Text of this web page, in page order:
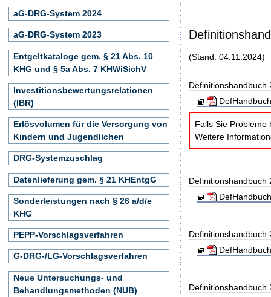
(Stand: 04.11.2024)
Definitionshandbuch
Falls Sie Probleme
Weitere
Definitionshandbuch
Definitionshandbuch
Definitionshandbuch
aG-DRG-System 2024
aG-DRG-System 2023
Entgeltkataloge gem. § 21 Abs. 10
KHG und § 5a Abs. 7 KHWiSichV
Investitionsbewertungsrelationen
(IBR)
Erlösvolumen für die Versorgung von
Kindern und Jugendlichen
DRG-Systemzuschlag
Datenlieferung gem. § 21 KHEntgG
Sonderleistungen nach § 26 a/d/e
KHG
PEPP-Vorschlagsverfahren
G-DRG-/LG-Vorschlagsverfahren
Neue Untersuchungs- und
Behandlungsmethoden (NUB)